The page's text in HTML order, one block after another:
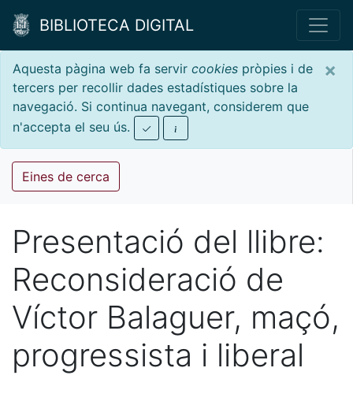
BIBLIOTECA DIGITAL
×
Aquesta pàgina web fa servir cookies pròpies i de
tercers per recollir dades estadístiques sobre la
navegació. Si continua navegant, considerem que
n'accepta el seu ús.
Eines de cerca
Presentació del llibre:
Reconsideració de
Víctor Balaguer, maçó,
progressista i liberal